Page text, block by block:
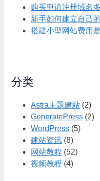
购买申请注册域名
新手如何建立自己
搭建小型网站费用
分类
Astra主题建站 (2)
GeneratePress (2)
WordPress (5)
建站资讯 (8)
网站教程 (52)
视频教程 (4)